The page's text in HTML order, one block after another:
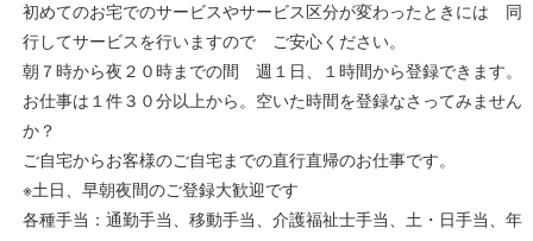
初めてのお宅でのサービスやサービス区分が変わったときには 同
行してサービスを行いますので ご安心ください。
朝７時から夜２０時までの間 週１日、１時間から登録できます。
お仕事は１件３０分以上から。空いた時間を登録なさってみません
か？
ご自宅からお客様のご自宅までの直行直帰のお仕事です。
※土日、早朝夜間のご登録大歓迎です
各種手当：通勤手当、移動手当、介護福祉士手当、土・日手当、年